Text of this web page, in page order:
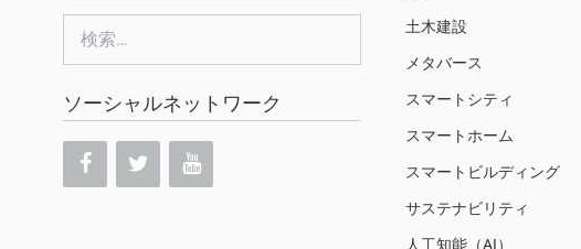
ソーシャルネットワーク
土木建設
メタバース
スマートシティ
スマートホーム
スマートビルディング
サステナビリティ
人工知能（AI）